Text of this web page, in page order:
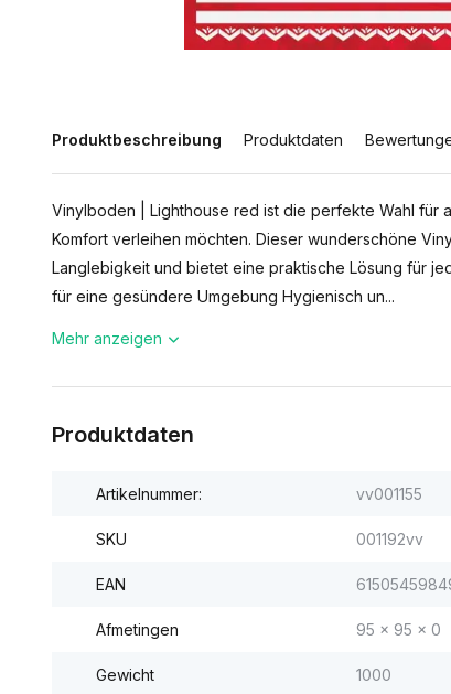
Produktbeschreibung Produktdaten
Vinylboden | Lighthouse red ist die perfekte Wahl für
Komfort verleihen möchten. Dieser wunderschöne
Langlebigkeit und bietet eine praktische Lösung für
für eine gesündere Umgebung Hygienisch un...
Mehr anzeigen
Produktdaten
Artikelnummer: vv001155
SKU 001192vv
EAN
Afmetingen 95 x 95 x 0
Gewicht 1000